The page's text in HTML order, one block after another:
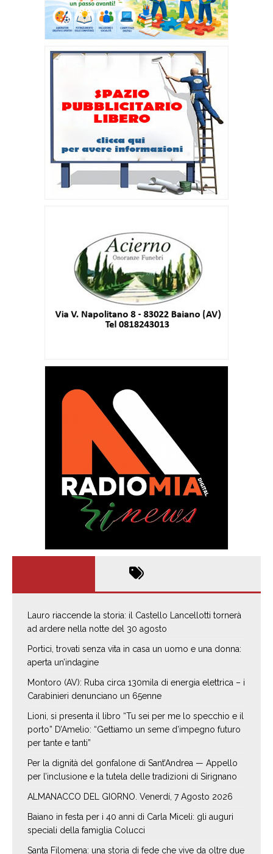
Lauro riaccende la storia: il Castello Lancellotti tornerà
ad ardere nella notte del 30 agosto
Portici, trovati senza vita in casa un uomo e una donna:
aperta un’indagine
Montoro (AV): Ruba circa 130mila di energia elettrica – i
Carabinieri denunciano un 65enne
Lioni, si presenta il libro “Tu sei per me lo specchio e il
porto” D’Amelio: “Gettiamo un seme d’impegno futuro
per tante e tanti”
Per la dignità del gonfalone di Sant’Andrea — Appello
per l’inclusione e la tutela delle tradizioni di Sirignano
ALMANACCO DEL GIORNO. Venerdí, 7 Agosto 2026
Baiano in festa per i 40 anni di Carla Miceli: gli auguri
speciali della famiglia Colucci
Santa Filomena: una storia di fede che vive da oltre due